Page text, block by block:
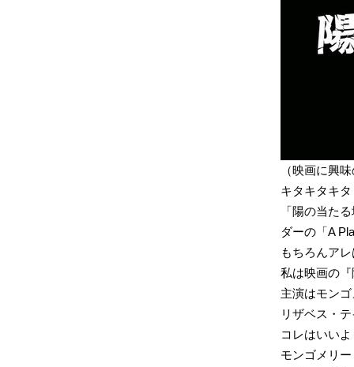
（映画に興
キタキタキ
「陽の当た
ダーの「A
もちろんア
私は映画の
主演はモン
リザベス・
コレはいい
モンゴメリ